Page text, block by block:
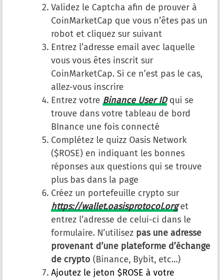
Validez le Captcha afin de prouver à
CoinMarketCap que vous n’êtes pas un
robot et cliquez sur suivant
Entrez l’adresse email avec laquelle
vous vous êtes inscrit sur
CoinMarketCap. Si ce n’est pas le cas,
allez-vous inscrire
Entrez votre Binance User IDqui se
trouve dans votre tableau de bord
BInance une fois connecté
Complétez le quizz Oasis Network
($ROSE) en indiquant les bonnes
réponses aux questions qui se trouve
plus bas dans la page
Créez un portefeuille crypto sur
https://wallet.oasisprotocol.orget
entrez l’adresse de celui-ci dans le
formulaire. N’utilisez pas une adresse
provenant d’une plateforme d’échange
de crypto (Binance, Bybit, etc…)
Ajoutez le jeton $ROSE à votre